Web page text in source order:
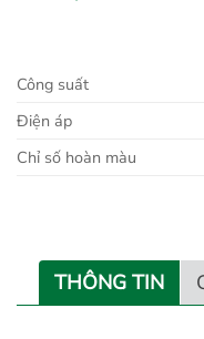
Công suất
Điện áp
Chỉ số hoàn màu
THÔNG TIN